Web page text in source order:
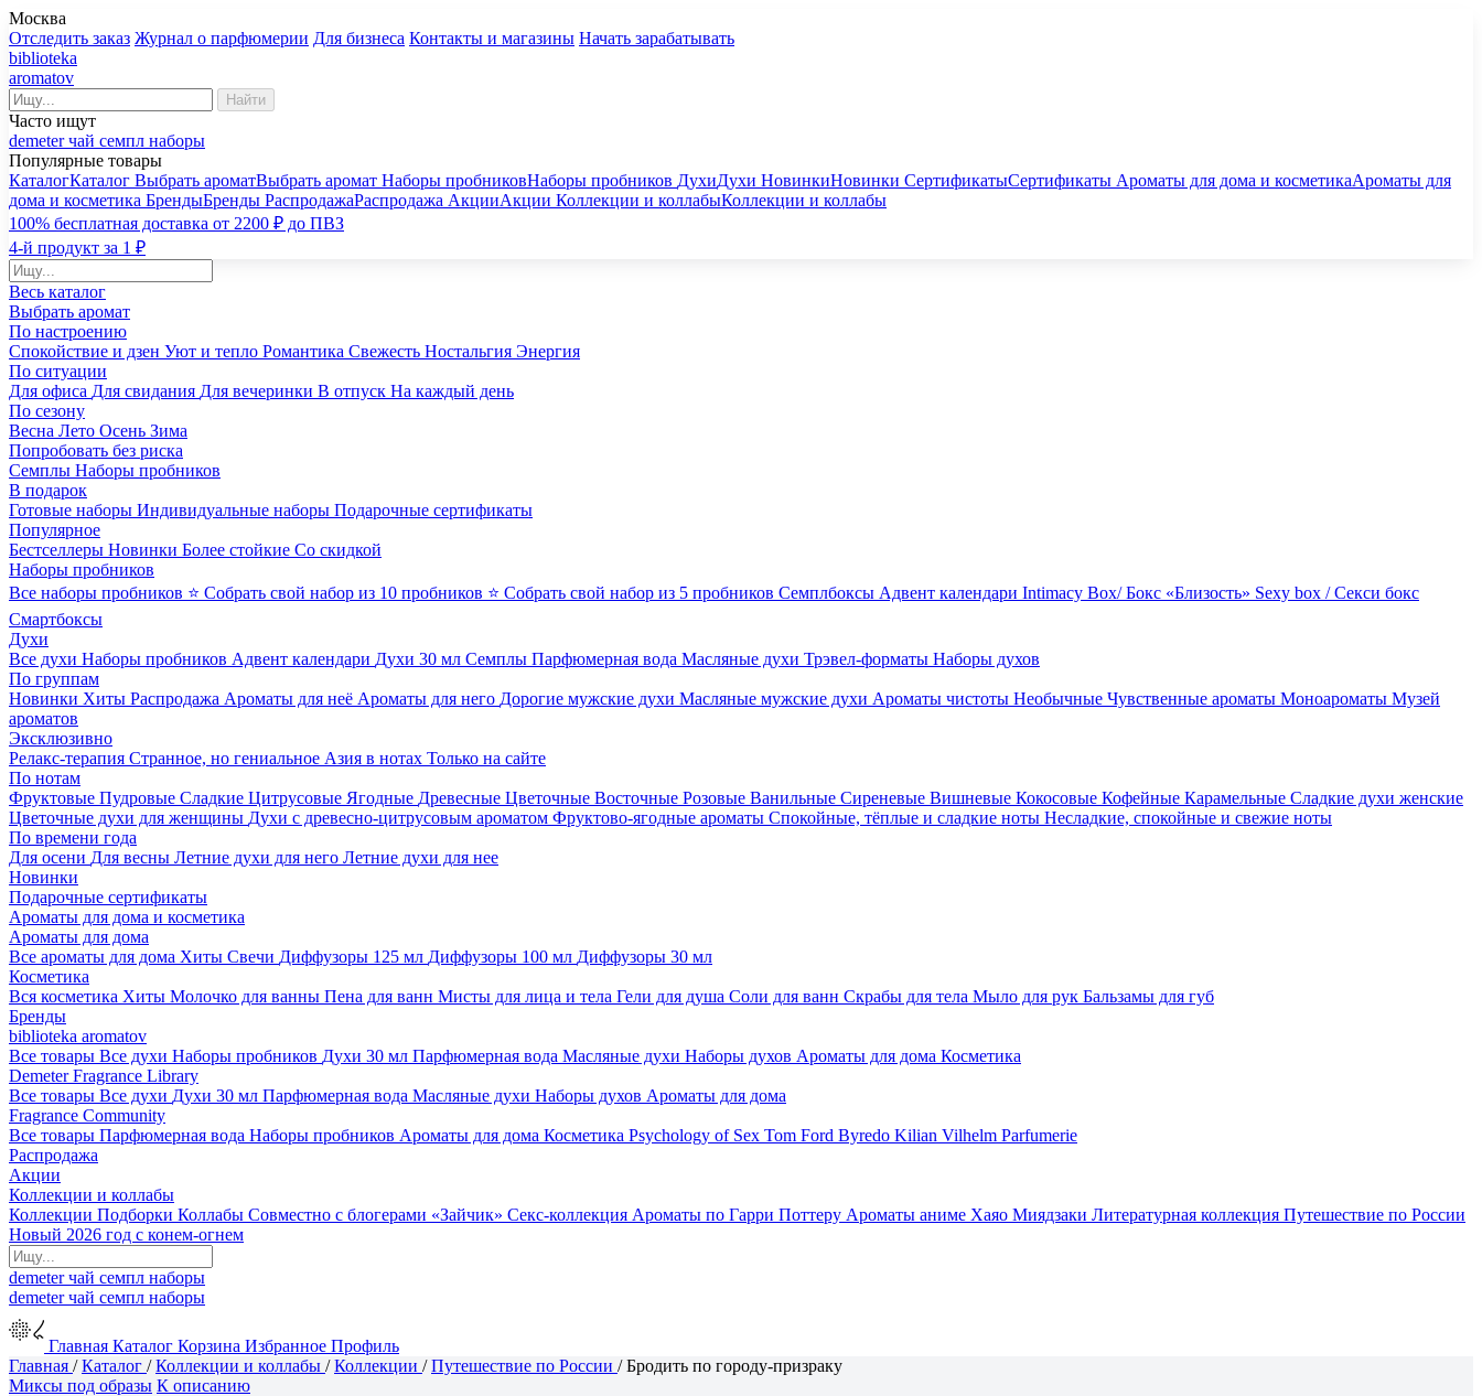
Москва
Отследить заказ Журнал о парфюмерии Для бизнеса Контакты и магазины Начать зарабатывать
biblioteka
aromatov
Найти
Часто ищут
demeterчай семпл наборы
Популярные товары
КаталогКаталог Выбрать ароматВыбрать аромат Наборы пробниковНаборы пробников ДухиДухи НовинкиНовинки СертификатыСертификаты Ароматы для дома и косметикаАроматы для
дома и косметика БрендыБренды РаспродажаРаспродажа АкцииАкции Коллекции и коллабыКоллекции и коллабы
100% бесплатная доставка от 2200 ₽ до ПВЗ
4-й продукт за 1 ₽
Весь каталог
Выбрать аромат
По настроению
Спокойствие и дзен Уют и тепло Романтика Свежесть Ностальгия Энергия
По ситуации
Для офиса Для свидания Для вечеринки В отпуск На каждый день
По сезону
Весна Лето Осень Зима
Попробовать без риска
Семплы Наборы пробников
В подарок
Готовые наборы Индивидуальные наборы Подарочные сертификаты
Популярное
Бестселлеры Новинки Более стойкие Со скидкой
Наборы пробников
Все наборы пробников ⭐ Собрать свой набор из 10 пробников ⭐ Собрать свой набор из 5 пробников Семплбоксы Адвент календари Intimacy Box/ Бокс «Близость» Sexy box / Секси бокс
Смартбоксы
Духи
Все духи Наборы пробников Адвент календари Духи 30 мл Семплы Парфюмерная вода Масляные духи Трэвел-форматы Наборы духов
По группам
Новинки Хиты Распродажа Ароматы для неё Ароматы для него Дорогие мужские духи Масляные мужские духи Ароматы чистоты Необычные Чувственные ароматы Моноароматы Музей
ароматов
Эксклюзивно
Релакс-терапия Странное, но гениальное Азия в нотах Только на сайте
По нотам
Фруктовые Пудровые Сладкие Цитрусовые Ягодные Древесные Цветочные Восточные Розовые Ванильные Сиреневые Вишневые Кокосовые Кофейные Карамельные Сладкие духи женские
Цветочные духи для женщины Духи с древесно-цитрусовым ароматом Фруктово-ягодные ароматы Спокойные, тёплые и сладкие ноты Несладкие, спокойные и свежие ноты
По времени года
Для осени Для весны Летние духи для него Летние духи для нее
Новинки
Подарочные сертификаты
Ароматы для дома и косметика
Ароматы для дома
Все ароматы для дома Хиты Свечи Диффузоры 125 мл Диффузоры 100 мл Диффузоры 30 мл
Косметика
Вся косметика Хиты Молочко для ванны Пена для ванн Мисты для лица и тела Гели для душа Соли для ванн Скрабы для тела Мыло для рук Бальзамы для губ
Бренды
biblioteka aromatov
Все товары Все духи Наборы пробников Духи 30 мл Парфюмерная вода Масляные духи Наборы духов Ароматы для дома Косметика
Demeter Fragrance Library
Все товары Все духи Духи 30 мл Парфюмерная вода Масляные духи Наборы духов Ароматы для дома
Fragrance Community
Все товары Парфюмерная вода Наборы пробников Ароматы для дома Косметика Psychology of Sex Tom Ford Byredo Kilian Vilhelm Parfumerie
Распродажа
Акции
Коллекции и коллабы
Коллекции Подборки Коллабы Совместно с блогерами «Зайчик» Секс-коллекция Ароматы по Гарри Поттеру Ароматы аниме Хаяо Миядзаки Литературная коллекция Путешествие по России
Новый 2026 год с конем-огнем
demeterчай семпл наборы
demeterчай семпл наборы
Главная Каталог Корзина Избранное Профиль
Главная /Каталог /Коллекции и коллабы /Коллекции /Путешествие по России /Бродить по городу-призраку
Миксы под образы К описанию